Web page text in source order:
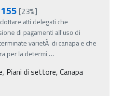
[23%]
atti delegati che
di pagamenti all'uso di
varietÃ di canapa e che
per la determi …
Piani di settore, Canapa